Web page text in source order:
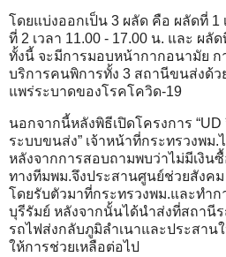
โดยแบ่งออกเป็น 3 ผลัด คือ ผลัดที่ 1
ที่ 2 เวลา 11.00 - 17.00 น. และ ผลั
ทั้งนี้ จะมีการมอบหน้ากากอนามัย ก
บริการคนพิการทั้ง 3 สถานีขนส่งด้ว
แพร่ระบาดของโรคโควิด-19
นอกจากนี้หลังพิธีเปิดโครงการ
ระบบขนส่ง” เจ้าหน้าที่กระทรวงพม
หลังจากการสอบถามพบว่าไม่มีเงิน
ทางทีมพม.จึงประสานศูนย์ช่วยสังคม
โดยรับตัวมาที่กระทรวงพม.และทำ
บุรีรัมย์ หลังจากนั้นได้นำส่งที่สถานี
รถไฟส่งกลับภูมิลำเนาและประสาน
ให้การช่วยเหลือต่อไป